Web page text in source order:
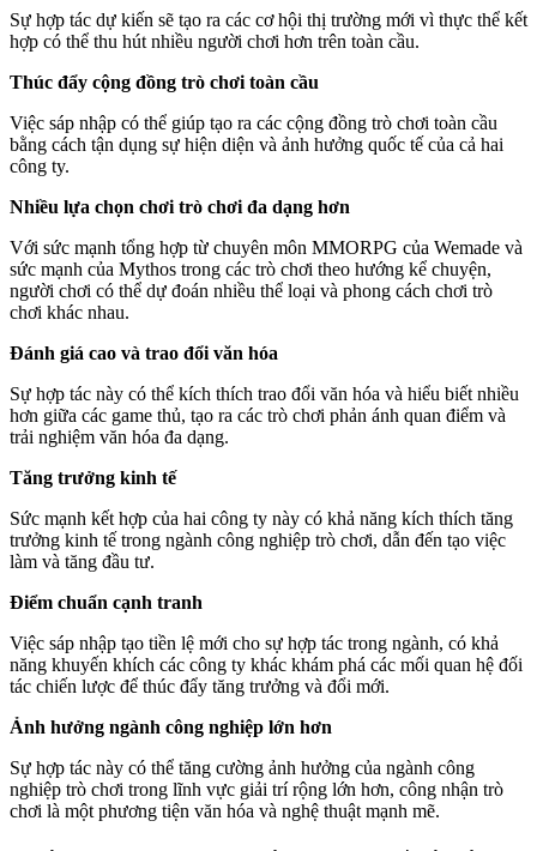
Sự hợp tác dự kiến ​​sẽ tạo ra các cơ hội thị trường mới vì thực thể kết
hợp có thể thu hút nhiều người chơi hơn trên toàn cầu.
Thúc đẩy cộng đồng trò chơi toàn cầu
Việc sáp nhập có thể giúp tạo ra các cộng đồng trò chơi toàn cầu
bằng cách tận dụng sự hiện diện và ảnh hưởng quốc tế của cả hai
công ty.
Nhiều lựa chọn chơi trò chơi đa dạng hơn
Với sức mạnh tổng hợp từ chuyên môn MMORPG của Wemade và
sức mạnh của Mythos trong các trò chơi theo hướng kể chuyện,
người chơi có thể dự đoán nhiều thể loại và phong cách chơi trò
chơi khác nhau.
Đánh giá cao và trao đổi văn hóa
Sự hợp tác này có thể kích thích trao đổi văn hóa và hiểu biết nhiều
hơn giữa các game thủ, tạo ra các trò chơi phản ánh quan điểm và
trải nghiệm văn hóa đa dạng.
Tăng trưởng kinh tế
Sức mạnh kết hợp của hai công ty này có khả năng kích thích tăng
trưởng kinh tế trong ngành công nghiệp trò chơi, dẫn đến tạo việc
làm và tăng đầu tư.
Điểm chuẩn cạnh tranh
Việc sáp nhập tạo tiền lệ mới cho sự hợp tác trong ngành, có khả
năng khuyến khích các công ty khác khám phá các mối quan hệ đối
tác chiến lược để thúc đẩy tăng trưởng và đổi mới.
Ảnh hưởng ngành công nghiệp lớn hơn
Sự hợp tác này có thể tăng cường ảnh hưởng của ngành công
nghiệp trò chơi trong lĩnh vực giải trí rộng lớn hơn, công nhận trò
chơi là một phương tiện văn hóa và nghệ thuật mạnh mẽ.